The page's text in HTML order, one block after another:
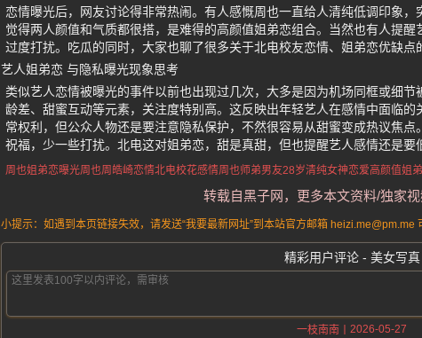
恋情曝光后，网友讨论得非常热闹。有人感慨周也一直给人清纯低调印象
觉得两人颜值和气质都很搭，是难得的高颜值姐弟恋组合。当然也有人提
过度打扰。吃瓜的同时，大家也聊了很多关于北电校友恋情、姐弟恋优缺点
艺人姐弟恋 与隐私曝光现象思考
类似艺人恋情被曝光的事件以前也出现过几次，大多是因为机场同框或细
龄差、甜蜜互动等元素，关注度特别高。这反映出年轻艺人在感情中面临
常权利，但公众人物还是要注意隐私保护，不然很容易从甜蜜变成热议焦
祝福，少一些打扰。北电这对姐弟恋，甜是真甜，但也提醒艺人感情还是要
周也姐弟恋曝光周也周皓崎恋情北电校花感情周也师弟男友28岁清纯女神恋爱高颜值姐
转载自黑子网，更多本文资料/独家
小提示：如遇到本页链接失效，请发送“我要最新网址”到本站官方邮箱 heizi.me@pm.me
精彩用户评论 - 美女写真
一枝南南
2026-05-27